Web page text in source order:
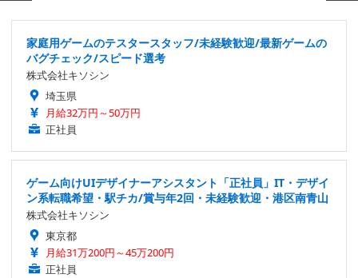
家庭用ゲームのテスタースタッフ/未経験歓迎/最新ゲームの
バグチェック/スピード選考
株式会社キソシン
埼玉県
月給32万円～50万円
正社員
ゲーム向けUIデザイナーアシスタント「正社員」IT・デザイ
ン系転職希望・駅チカ/賞与年2回・未経験歓迎・港区南青山
株式会社キソシン
東京都
月給31万200円～45万200円
正社員